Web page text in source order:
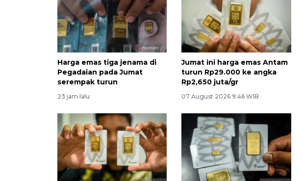
Harga emas tiga jenama di
Pegadaian pada Jumat
serempak turun
23 jam lalu
Jumat ini harga emas Antam
turun Rp29.000 ke angka
Rp2,650 juta/gr
07 August 2026 9:46 WIB